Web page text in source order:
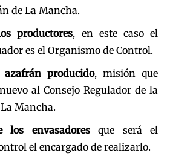
de La Mancha.
productores, en este caso el
es el Organismo de Control.
producido, misión que
al Consejo Regulador de la
Mancha.
los envasadoresque será el
el encargado de realizarlo.